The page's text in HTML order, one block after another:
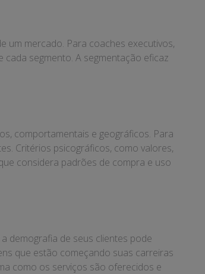
um mercado. Para coaches executivos,
segmento. A segmentação eficaz
comportamentais e geográficos. Para
Critérios psicográficos, como valores,
considera padrões de compra e uso
demografia de seus clientes pode
que estão começando suas carreiras
como os serviços são oferecidos e